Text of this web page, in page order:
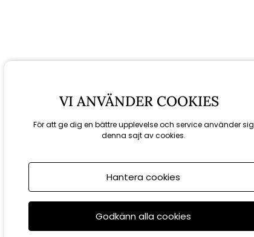
Rekommenderade tillbehör
VI ANVÄNDER COOKIES
För att ge dig en bättre upplevelse och service använder sig
denna sajt av cookies.
Hantera cookies
Godkänn alla cookies